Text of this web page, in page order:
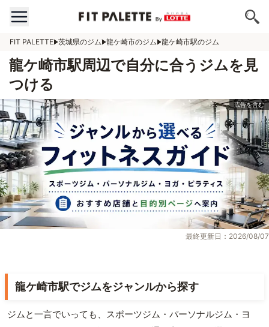
FIT PALETTE 茨城県のジム 龍ケ崎市のジム 龍ケ崎市駅のジム
龍ケ崎市駅周辺で自分に合うジムを見
つける
最終更新日：2026/08/07
龍ケ崎市駅でジムをジャンルから探す
ジムと一言でいっても、スポーツジム・パーソナルジム・ヨ